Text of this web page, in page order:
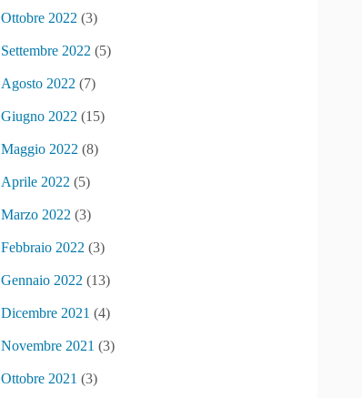
Ottobre 2022 (3)
Settembre 2022 (5)
Agosto 2022 (7)
Giugno 2022 (15)
Maggio 2022 (8)
Aprile 2022 (5)
Marzo 2022 (3)
Febbraio 2022 (3)
Gennaio 2022 (13)
Dicembre 2021 (4)
Novembre 2021 (3)
Ottobre 2021 (3)